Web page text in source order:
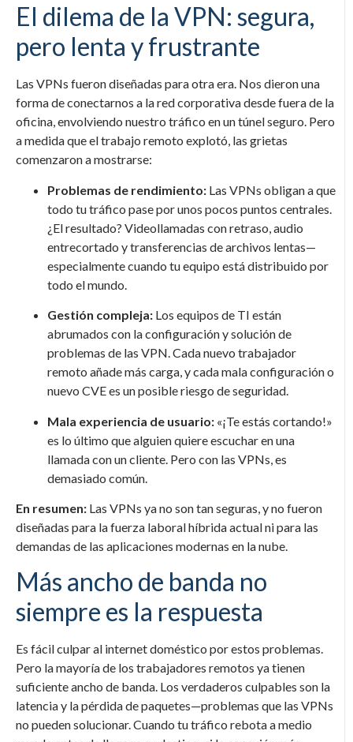
El dilema de la VPN: segura,
pero lenta y frustrante
Las VPNs fueron diseñadas para otra era. Nos dieron una
forma de conectarnos a la red corporativa desde fuera de la
oficina, envolviendo nuestro tráfico en un túnel seguro. Pero
a medida que el trabajo remoto explotó, las grietas
comenzaron a mostrarse:
Problemas de rendimiento: Las VPNs obligan a que
todo tu tráfico pase por unos pocos puntos centrales.
¿El resultado? Videollamadas con retraso, audio
entrecortado y transferencias de archivos lentas—
especialmente cuando tu equipo está distribuido por
todo el mundo.
Gestión compleja: Los equipos de TI están
abrumados con la configuración y solución de
problemas de las VPN. Cada nuevo trabajador
remoto añade más carga, y cada mala configuración o
nuevo CVE es un posible riesgo de seguridad.
Mala experiencia de usuario: «¡Te estás cortando!»
es lo último que alguien quiere escuchar en una
llamada con un cliente. Pero con las VPNs, es
demasiado común.
En resumen: Las VPNs ya no son tan seguras, y no fueron
diseñadas para la fuerza laboral híbrida actual ni para las
demandas de las aplicaciones modernas en la nube.
Más ancho de banda no
siempre es la respuesta
Es fácil culpar al internet doméstico por estos problemas.
Pero la mayoría de los trabajadores remotos ya tienen
suficiente ancho de banda. Los verdaderos culpables son la
latencia y la pérdida de paquetes—problemas que las VPNs
no pueden solucionar. Cuando tu tráfico rebota a medio